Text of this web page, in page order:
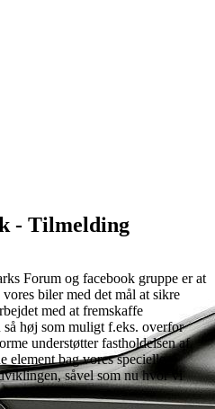
- Tilmelding
Forum og facebook gruppe er at
biler med det mål at sikre
med at fremskaffe
høj som muligt f.eks. overfor
understøtter fastholdelsen af
element bag vores specielle
såvel som nu hvor vi